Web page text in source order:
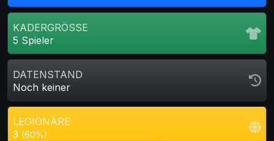
KADERGRÖSSE
5 Spieler
DATENSTAND
Noch keiner
LEGIONÄRE
3 (60%)